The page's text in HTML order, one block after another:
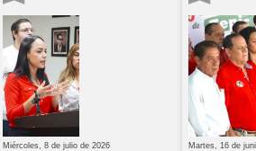
Miércoles, 8 de julio de 2026 Martes, 16 de